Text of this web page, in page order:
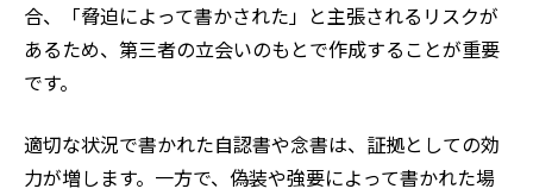
合、「脅迫によって書かされた」と主張されるリスクが
あるため、第三者の立会いのもとで作成することが重要
です。
適切な状況で書かれた自認書や念書は、証拠としての効
力が増します。一方で、偽装や強要によって書かれた場